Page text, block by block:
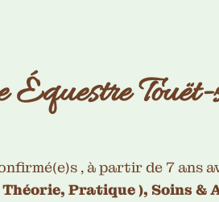
Équestre
, à partir de 7 ans
Pratique ), Soins &